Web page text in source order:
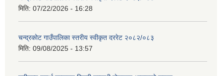
मिति: 07/22/2026 - 16:28
चन्द्रकोट गाउँपालिका स्तरीय स्वीकृत दररेट २०८२/०८३
मिति: 09/08/2025 - 13:57